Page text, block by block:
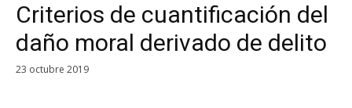
Criterios de cuantificación del
daño moral derivado de delito
23 octubre 2019